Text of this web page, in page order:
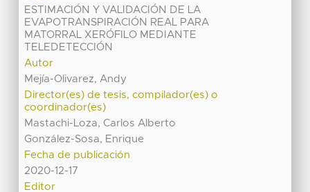
ESTIMACIÓN Y VALIDACIÓN DE LA
EVAPOTRANSPIRACIÓN REAL PARA
MATORRAL XERÓFILO MEDIANTE
TELEDETECCIÓN
Autor
Mejía-Olivarez, Andy
Director(es) de tesis, compilador(es) o
coordinador(es)
Mastachi-Loza, Carlos Alberto
González-Sosa, Enrique
Fecha de publicación
2020-12-17
Editor